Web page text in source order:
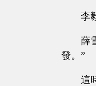
李
薛
發。”
這